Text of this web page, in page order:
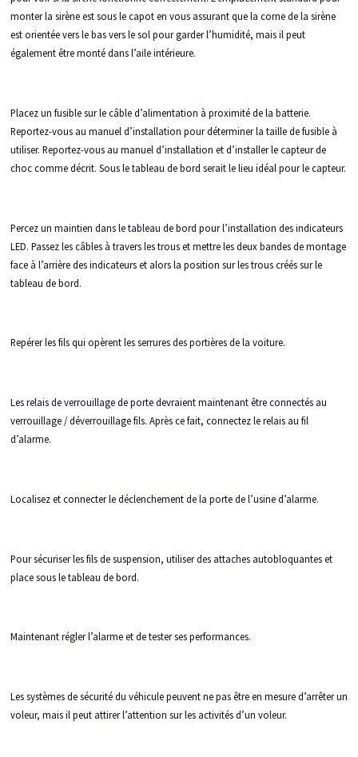
monter la sirène est sous le capot en vous assurant que la corne de la sirène
est orientée vers le bas vers le sol pour garder l’humidité, mais il peut
également être monté dans l’aile intérieure.
Placez un fusible sur le câble d’alimentation à proximité de la batterie.
Reportez-vous au manuel d’installation pour déterminer la taille de fusible à
utiliser. Reportez-vous au manuel d’installation et d’installer le capteur de
choc comme décrit. Sous le tableau de bord serait le lieu idéal pour le capteur.
Percez un maintien dans le tableau de bord pour l’installation des indicateurs
LED. Passez les câbles à travers les trous et mettre les deux bandes de montage
face à l’arrière des indicateurs et alors la position sur les trous créés sur le
tableau de bord.
Repérer les fils qui opèrent les serrures des portières de la voiture.
Les relais de verrouillage de porte devraient maintenant être connectés au
verrouillage / déverrouillage fils. Après ce fait, connectez le relais au fil
d’alarme.
Localisez et connecter le déclenchement de la porte de l’usine d’alarme.
Pour sécuriser les fils de suspension, utiliser des attaches autobloquantes et
place sous le tableau de bord.
Maintenant régler l’alarme et de tester ses performances.
Les systèmes de sécurité du véhicule peuvent ne pas être en mesure d’arrêter un
voleur, mais il peut attirer l’attention sur les activités d’un voleur.